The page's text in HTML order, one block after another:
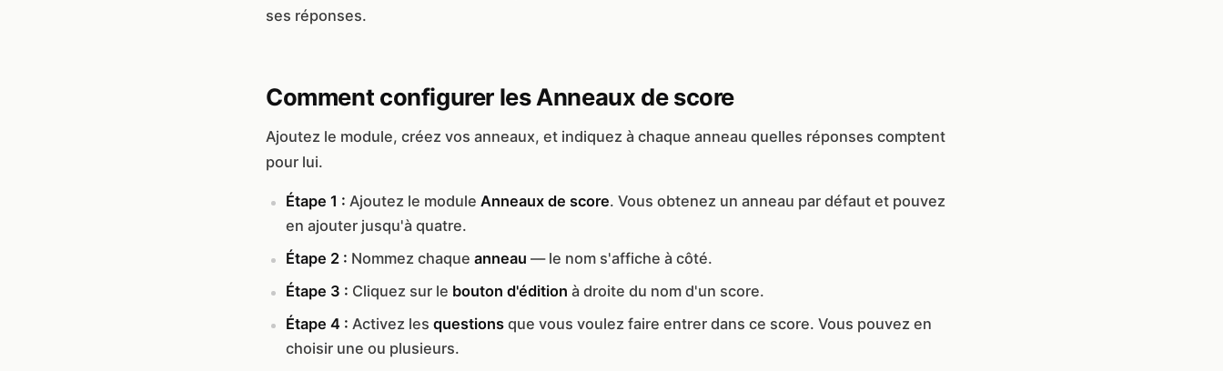
ses réponses.
Comment configurer les Anneaux de score
Ajoutez le module, créez vos anneaux, et indiquez à chaque anneau quelles réponses comptent
pour lui.
Étape 1 : Ajoutez le module Anneaux de score. Vous obtenez un anneau par défaut et pouvez
en ajouter jusqu'à quatre.
Étape 2 : Nommez chaque anneau — le nom s'affiche à côté.
Étape 3 : Cliquez sur le bouton d'édition à droite du nom d'un score.
Étape 4 : Activez les questions que vous voulez faire entrer dans ce score. Vous pouvez en
choisir une ou plusieurs.